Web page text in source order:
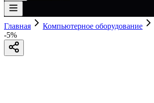
Главная Компьютерное оборудование
-5%